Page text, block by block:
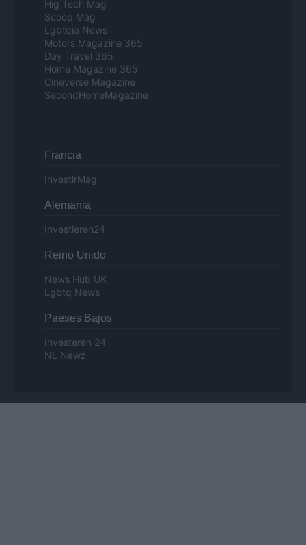
Hig Tech Mag
Scoop Mag
Lgbtqia News
Motors Magazine 365
Day Travel 365
Home Magazine 365
Cineverse Magazine
SecondHomeMagazine
Francia
InvestirMag
Alemania
Investieren24
Reino Unido
News Hub UK
Lgbtq News
Paeses Bajos
Investeren 24
NL Newz